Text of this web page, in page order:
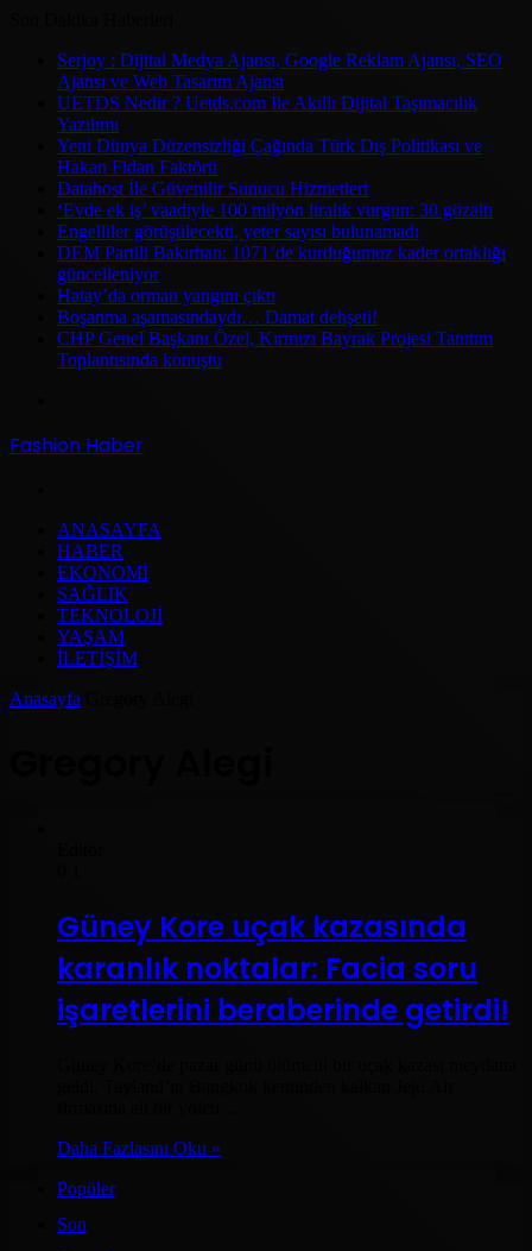
Serjoy : Dijital Medya Ajansı, Google Reklam Ajansı, SEO
Ajansı ve Web Tasarım Ajansı
UETDS Nedir ? Uetds.com İle Akıllı Dijital Taşımacılık
Yazılımı
Yeni Dünya Düzensizliği Çağında Türk Dış Politikası ve
Hakan Fidan Faktörü
Datahost İle Güvenilir Sunucu Hizmetleri
‘Evde ek iş’ vaadiyle 100 milyon liralık vurgun: 30 gözaltı
Engelliler görüşülecekti, yeter sayısı bulunamadı
DEM Partili Bakırhan: 1071’de kurduğumuz kader ortaklığı
güncelleniyor
Hatay’da orman yangını çıktı
Boşanma aşamasındaydı… Damat dehşeti!
CHP Genel Başkanı Özel, Kırmızı Bayrak Projesi Tanıtım
Toplantısında konuştu
Fashion Haber
ANASAYFA
HABER
EKONOMI
SAĞLIK
TEKNOLOJI
YAŞAM
İLETIŞIM
Anasayfa
Güney Kore uçak kazasında
karanlık noktalar: Facia soru
işaretlerini beraberinde getirdi!
Daha Fazlasını Oku »
Popüler
Son